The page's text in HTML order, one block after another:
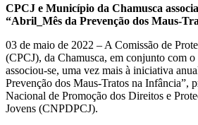
CPCJ e Município da Chamusca
“Abril_Mês da Prevenção dos Maus-
03 de maio de 2022 – A Comissão de
(CPCJ), da Chamusca, em conjunto com
associou-se, uma vez mais à iniciativa
Prevenção dos Maus-Tratos na Infância”,
Nacional de Promoção dos Direitos e
Jovens (CNPDPCJ).